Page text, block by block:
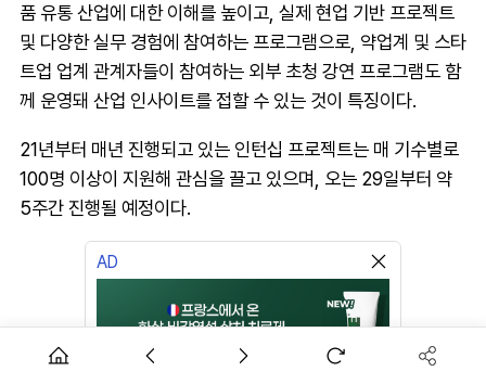
품 유통 산업에 대한 이해를 높이고, 실제 현업 기반 프로젝트
및 다양한 실무 경험에 참여하는 프로그램으로, 약업계 및 스타
트업 업계 관계자들이 참여하는 외부 초청 강연 프로그램도 함
께 운영돼 산업 인사이트를 접할 수 있는 것이 특징이다.
21년부터 매년 진행되고 있는 인턴십 프로젝트는 매 기수별로
100명 이상이 지원해 관심을 끌고 있으며, 오는 29일부터 약
5주간 진행될 예정이다.
AD